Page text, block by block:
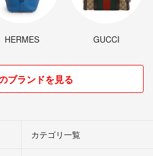
HERMES GUCCI
ブランドを見る
カテゴリ一覧